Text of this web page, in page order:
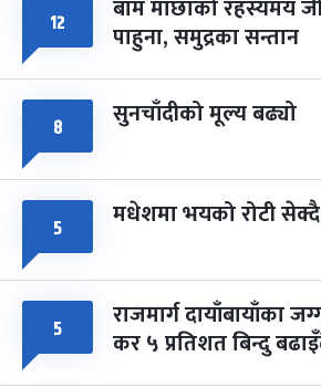
८
सोम
फागुपूर्णिमा
चैत्र ८, २०८३-Mar 22, 2027
१२ बाम माछाको रहस्यमय
पाहुना, समुद्रका सन्तान
८ सुनचाँदीको मूल्य बढ्यो
५ मधेशमा भयको रोटी
५ राजमार्ग दायाँबायाँका
कर ५ प्रतिशत बिन्दु